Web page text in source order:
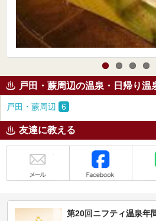
戸田・蕨周辺の温泉・日帰り温
戸田・蕨周辺 6
友達に教える
第20回ニフティ温泉年